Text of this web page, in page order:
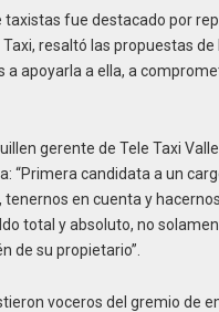
taxistas fue destacado por
resaltó las propuestas
a apoyarla a ella, a
gerente de Tele Taxi
“Primera candidata a un
tenernos en cuenta y
total y absoluto, no
de su propietario”.
voceros del gremio de